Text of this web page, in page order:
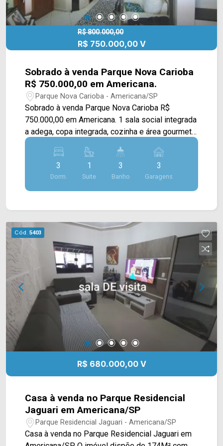
R$ 800.000,00
R$ 750.000,00 V
Sobrado à venda Parque Nova Carioba
R$ 750.000,00 em Americana.
Parque Nova Carioba - Americana/SP
Sobrado à venda Parque Nova Carioba R$
750.000,00 em Americana. 1 sala social integrada
a adega, copa integrada, cozinha e área gourmet
1 dispensa 1 área de serviços externa Hall de
iluminação Sala de vídeo 2 quartos com sacada 1
banheiro social 1 lavabo 1 Suíte Master com
sacada, closet e suíte com banheira Portas
balcão de madeira nobre 1 escritório e
para a cidade de Americana 2 caixas d`água de
1000 litros Casa com ar condicionado e água
Agende uma visita!
3
Dorm.
1
Suite
3
Banho
3
Garagens
Cód. 5403
R$ 680.000,00 V
Casa à venda no Parque Residencial
Jaguari em Americana/SP
Parque Residencial Jaguari - Americana/SP
Casa à venda no Parque Residencial Jaguari em